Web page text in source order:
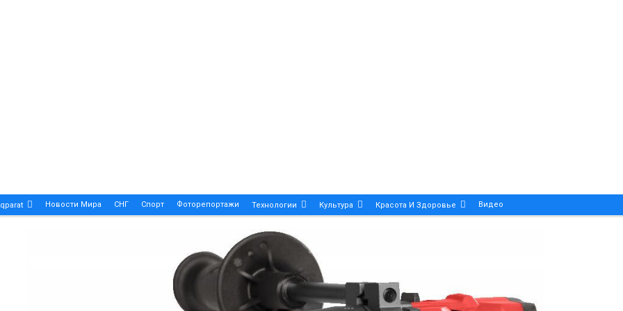
Новости Мира СНГ Спорт Фоторепортажи Технологии Культура Красота И Здоровье Видео
Patek Philippe Calatrava DATE – A True Symbol Of Elegance And Precision